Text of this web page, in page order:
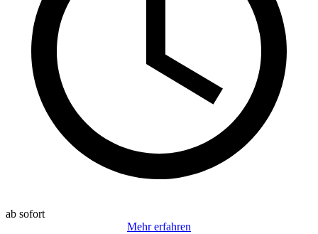
ab sofort
Mehr erfahren